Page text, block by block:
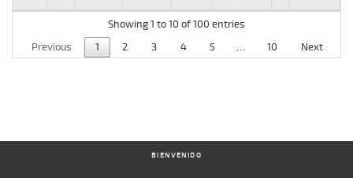
Showing 1 to 10 of 100 entries
Previous
1 2 3 4 5 … 10 Next
BIENVENIDO